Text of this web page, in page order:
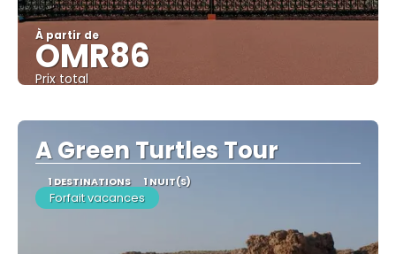
À partir de
OMR86
Prix ​​total
A Green Turtles Tour
1 DESTINATIONS 1 NUIT(S)
Forfait vacances